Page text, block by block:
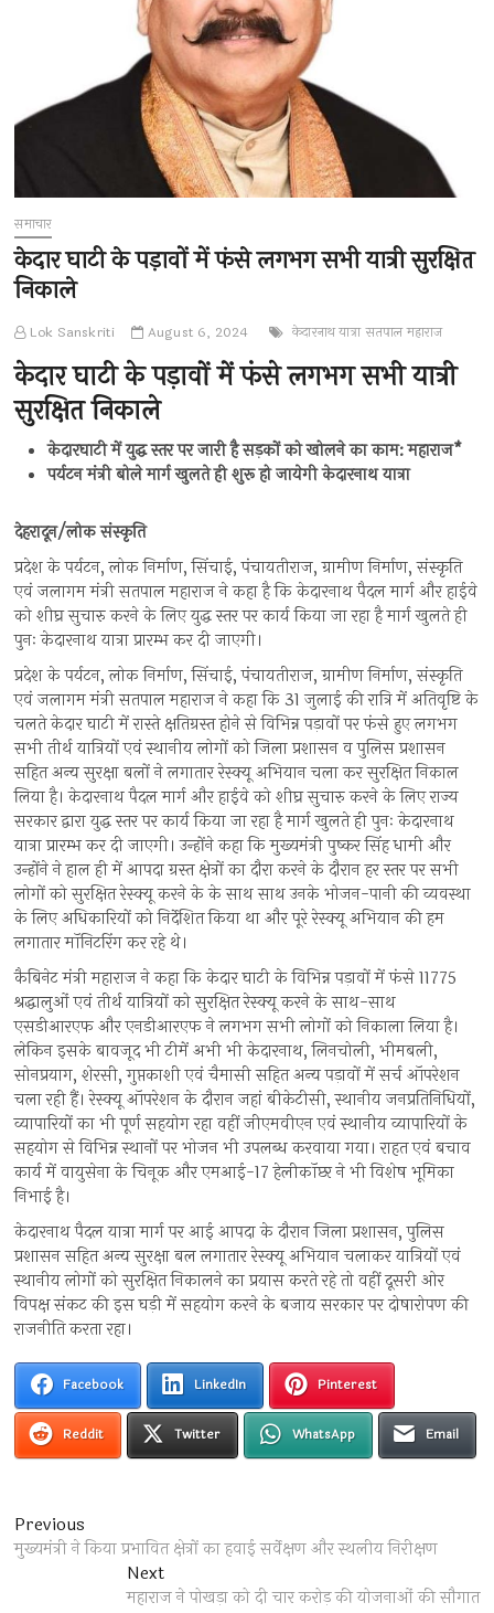
समाचार
केदार घाटी के पड़ावों में फंसे लगभग सभी यात्री सुरक्षित
निकाले
Lok Sanskriti August 6, 2024 केदारनाथ यात्रा सतपाल महाराज
केदार घाटी के पड़ावों में फंसे लगभग सभी यात्री
सुरक्षित निकाले
केदारघाटी में युद्ध स्तर पर जारी है सड़कों को खोलने का काम: महाराज*
पर्यटन मंत्री बोले मार्ग खुलते ही शुरू हो जायेगी केदारनाथ यात्रा
देहरादून/लोक संस्कृति
प्रदेश के पर्यटन, लोक निर्माण, सिंचाई, पंचायतीराज, ग्रामीण निर्माण, संस्कृति
एवं जलागम मंत्री सतपाल महाराज ने कहा है कि केदारनाथ पैदल मार्ग और हाईवे
को शीघ्र सुचारु करने के लिए युद्ध स्तर पर कार्य किया जा रहा है मार्ग खुलते ही
पुनः केदारनाथ यात्रा प्रारम्भ कर दी जाएगी।
प्रदेश के पर्यटन, लोक निर्माण, सिंचाई, पंचायतीराज, ग्रामीण निर्माण, संस्कृति
एवं जलागम मंत्री सतपाल महाराज ने कहा कि 31 जुलाई की रात्रि में अतिवृष्टि के
चलते केदार घाटी में रास्ते क्षतिग्रस्त होने से विभिन्न पड़ावों पर फंसे हुए लगभग
सभी तीर्थ यात्रियों एवं स्थानीय लोगों को जिला प्रशासन व पुलिस प्रशासन
सहित अन्य सुरक्षा बलों ने लगातार रेस्क्यू अभियान चला कर सुरक्षित निकाल
लिया है। केदारनाथ पैदल मार्ग और हाईवे को शीघ्र सुचारु करने के लिए राज्य
सरकार द्वारा युद्ध स्तर पर कार्य किया जा रहा है मार्ग खुलते ही पुनः केदारनाथ
यात्रा प्रारम्भ कर दी जाएगी। उन्होंने कहा कि मुख्यमंत्री पुष्कर सिंह धामी और
उन्होंने ने हाल ही में आपदा ग्रस्त क्षेत्रों का दौरा करने के दौरान हर स्तर पर सभी
लोगों को सुरक्षित रेस्क्यू करने के के साथ साथ उनके भोजन-पानी की व्यवस्था
के लिए अधिकारियों को निर्देशित किया था और पूरे रेस्क्यू अभियान की हम
लगातार मॉनिटरिंग कर रहे थे।
कैबिनेट मंत्री महाराज ने कहा कि केदार घाटी के विभिन्न पड़ावों में फंसे 11775
श्रद्धालुओं एवं तीर्थ यात्रियों को सुरक्षित रेस्क्यू करने के साथ-साथ
एसडीआरएफ और एनडीआरएफ ने लगभग सभी लोगों को निकाला लिया है।
लेकिन इसके बावजूद भी टीमें अभी भी केदारनाथ, लिनचोली, भीमबली,
सोनप्रयाग, शेरसी, गुप्तकाशी एवं चैमासी सहित अन्य पड़ावों में सर्च ऑपरेशन
चला रही हैं। रेस्क्यू ऑपरेशन के दौरान जहां बीकेटीसी, स्थानीय जनप्रतिनिधियों,
व्यापारियों का भी पूर्ण सहयोग रहा वहीं जीएमवीएन एवं स्थानीय व्यापारियों के
सहयोग से विभिन्न स्थानों पर भोजन भी उपलब्ध करवाया गया। राहत एवं बचाव
कार्य में वायुसेना के चिनूक और एमआई-17 हेलीकॉप्टर ने भी विशेष भूमिका
निभाई है।
केदारनाथ पैदल यात्रा मार्ग पर आई आपदा के दौरान जिला प्रशासन, पुलिस
प्रशासन सहित अन्य सुरक्षा बल लगातार रेस्क्यू अभियान चलाकर यात्रियों एवं
स्थानीय लोगों को सुरक्षित निकालने का प्रयास करते रहे तो वहीं दूसरी ओर
विपक्ष संकट की इस घड़ी में सहयोग करने के बजाय सरकार पर दोषारोपण की
राजनीति करता रहा।
Facebook LinkedIn Pinterest
Reddit Twitter WhatsApp Email
Post
navigation
Previous
post:
मुख्यमंत्री ने किया प्रभावित क्षेत्रों का हवाई सर्वेक्षण और स्थलीय निरीक्षण
NextNext
post:
महाराज ने पोखड़ा को दी चार करोड़ की योजनाओं की सौगात